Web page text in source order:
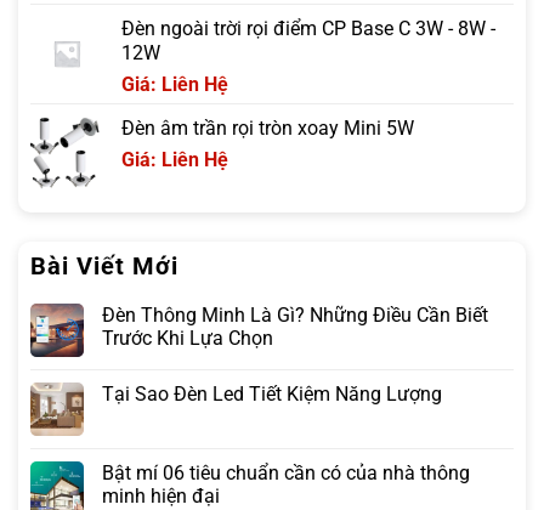
Đèn ngoài trời rọi điểm CP Base C 3W - 8W -
12W
Giá: Liên Hệ
Đèn âm trần rọi tròn xoay Mini 5W
Giá: Liên Hệ
Bài Viết Mới
Đèn Thông Minh Là Gì? Những Điều Cần Biết
Trước Khi Lựa Chọn
Tại Sao Đèn Led Tiết Kiệm Năng Lượng
Bật mí 06 tiêu chuẩn cần có của nhà thông
minh hiện đại